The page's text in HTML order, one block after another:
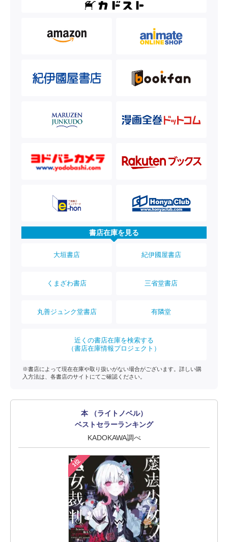
書店在庫を見る
大垣書店 紀伊國屋書店
くまざわ書店 三省堂書店
丸善ジュンク堂書店 有隣堂
近くの書店在庫を検索する
（書店在庫情報プロジェクト）
※書店によって現在在庫や取り扱いがない場合がございます。詳しい購
入方法は、各書店のサイトにてご確認ください。
本 （ライトノベル）
ベストセラーランキング
KADOKAWA調べ
1位